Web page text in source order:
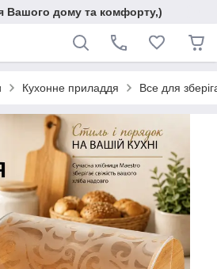
Вашого дому та комфорту,)
Кухонне приладдя Все для